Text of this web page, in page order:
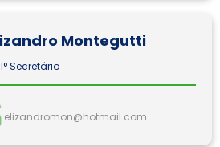
Montegutti
1° Secretário
elizandromon@hotmail.com